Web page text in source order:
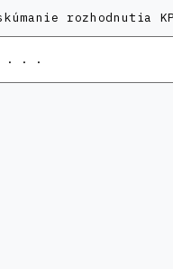
rozhodnutia KPÚ vo